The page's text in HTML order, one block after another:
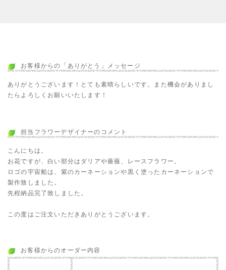
お客様からの「ありがとう」メッセージ
ありがとうございます！とても素晴らしいです。また機会がありまし
たらよろしくお願いいたします！
担当フラワーデザイナーのコメント
こんにちは。
お花ですが、白い部分はダリアや薔薇、レースフラワー。
ロゴの宇宙船は、紫のカーネーションや黒く塗ったカーネーションで
製作致しました。
先程納品完了致しました。
この度はご注文いただきありがとうございます。
お客様からのオーダー内容